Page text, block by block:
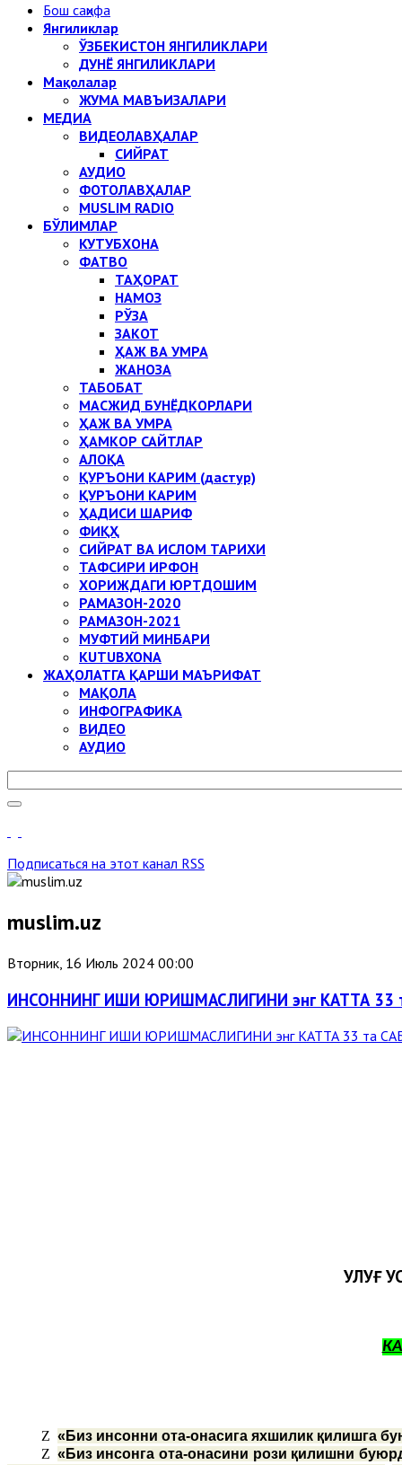
Бош саҳифа
Янгиликлар
ЎЗБЕКИСТОН ЯНГИЛИКЛАРИ
ДУНЁ ЯНГИЛИКЛАРИ
Мақолалар
ЖУМА МАВЪИЗАЛАРИ
МЕДИА
ВИДЕОЛАВҲАЛАР
СИЙРАТ
АУДИО
ФОТОЛАВҲАЛАР
MUSLIM RADIO
БЎЛИМЛАР
КУТУБХОНА
ФАТВО
ТАҲОРАТ
НАМОЗ
РЎЗА
ЗАКОТ
ҲАЖ ВА УМРА
ЖАНОЗА
ТАБОБАТ
МАСЖИД БУНЁДКОРЛАРИ
ҲАЖ ВА УМРА
ҲАМКОР САЙТЛАР
АЛОҚА
ҚУРЪОНИ КАРИМ (дастур)
ҚУРЪОНИ КАРИМ
ҲАДИСИ ШАРИФ
ФИҚҲ
СИЙРАТ ВА ИСЛОМ ТАРИХИ
ТАФСИРИ ИРФОН
ХОРИЖДАГИ ЮРТДОШИМ
РАМАЗОН-2020
РАМАЗОН-2021
МУФТИЙ МИНБАРИ
KUTUBXONA
ЖАҲОЛАТГА ҚАРШИ МАЪРИФАТ
МАҚОЛА
ИНФОГРАФИКА
ВИДЕО
АУДИО
Подписаться на этот канал RSS
muslim.uz
Вторник, 16 Июль 2024 00:00
ИНСОННИНГ ИШИ ЮРИШМАСЛИГИНИ энг КАТТА 33
УЛУҒ
Z «Биз инсонни ота-онасига яхшилик қилишга
Z «Биз инсонга ота-онасини рози қилишни